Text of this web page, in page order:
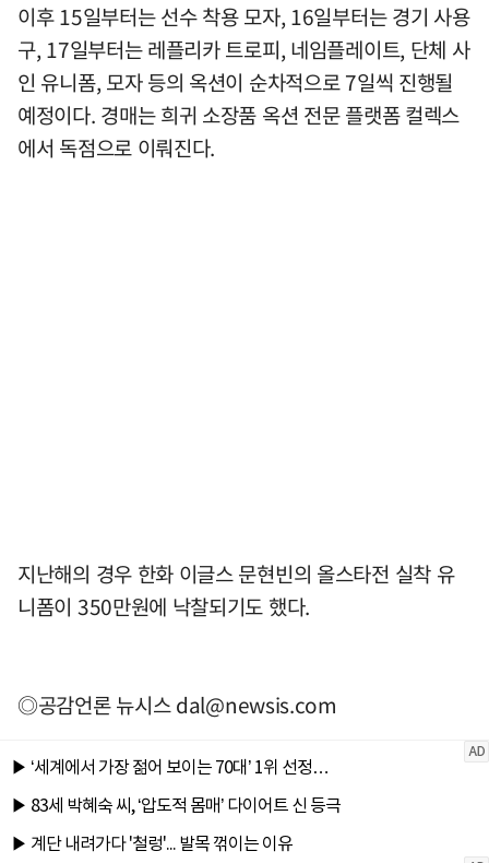
이후 15일부터는 선수 착용 모자, 16일부터는 경기 사용
구, 17일부터는 레플리카 트로피, 네임플레이트, 단체 사
인 유니폼, 모자 등의 옥션이 순차적으로 7일씩 진행될
예정이다. 경매는 희귀 소장품 옥션 전문 플랫폼 컬렉스
에서 독점으로 이뤄진다.
지난해의 경우 한화 이글스 문현빈의 올스타전 실착 유
니폼이 350만원에 낙찰되기도 했다.
◎공감언론 뉴시스dal@newsis.com